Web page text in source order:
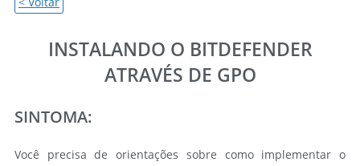
INSTALANDO O BITDEFENDER
ATRAVÉS DE GPO
SINTOMA:
Você precisa de orientações sobre como implementar o